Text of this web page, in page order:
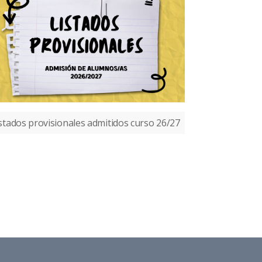
provisionales admitidos curso 26/27